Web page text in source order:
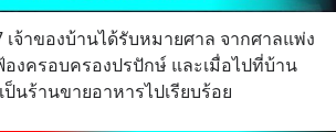
จ้าของบ้านได้รับหมายศาล จากศาลแพ่ง
งครอบครองปรปักษ์ และเมื่อไปที่บ้าน
นร้านขายอาหารไปเรียบร้อย